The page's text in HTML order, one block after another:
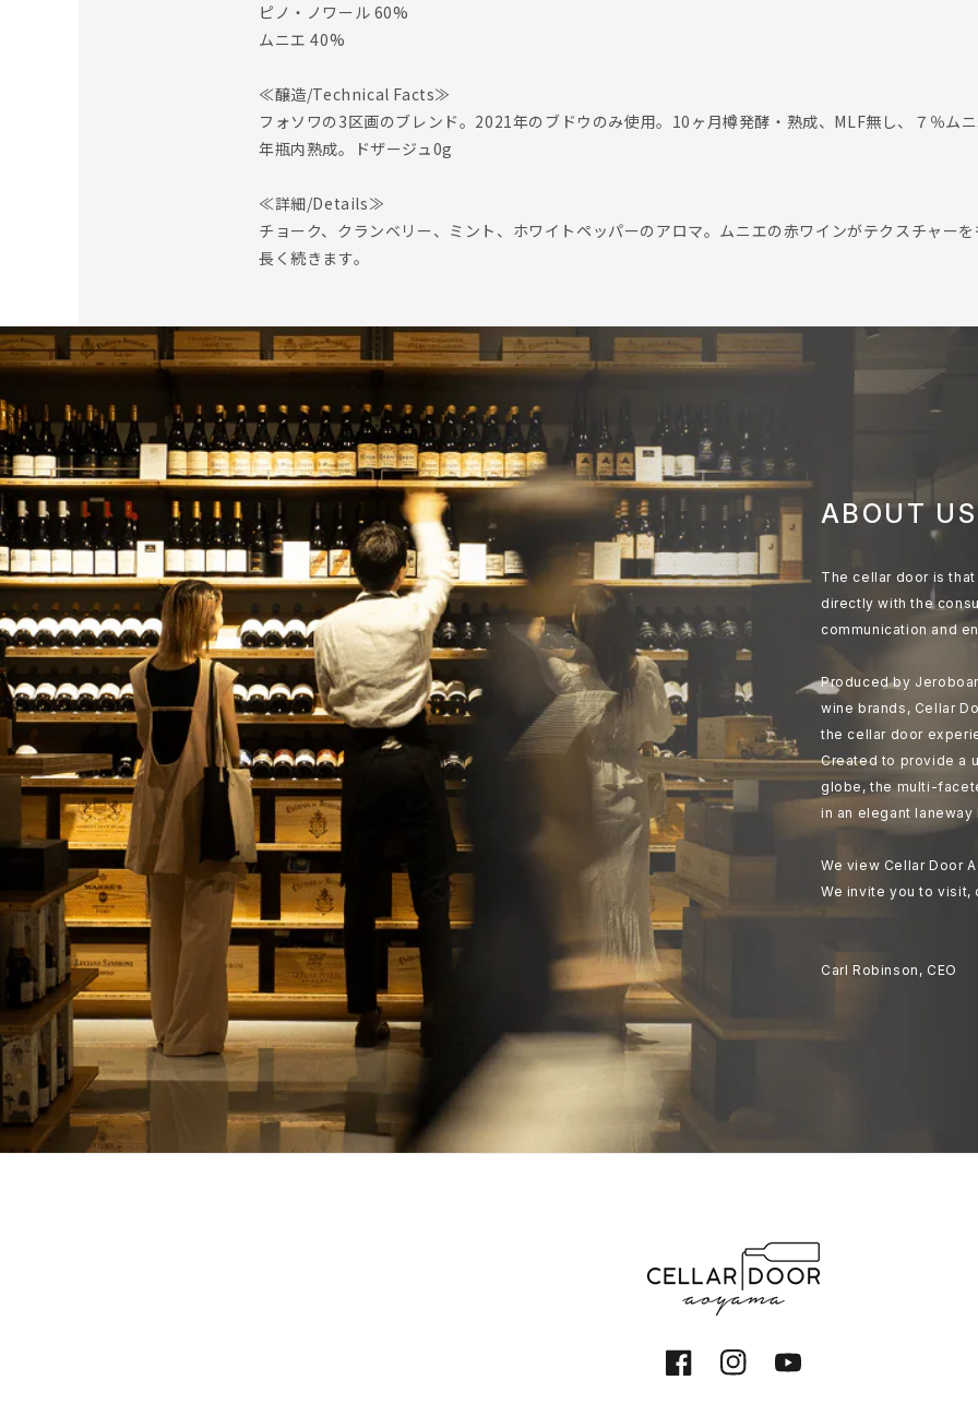
ピノ・ノワール 60%
ムニエ 40%
≪醸造/Technical Facts≫
フォソワの3区画のブレンド。2021年のブドウのみ使用。10ヶ月樽発酵・熟成、MLF無し、７％ム
年瓶内熟成。ドザージュ0g
≪詳細/Details≫
チョーク、クランベリー、ミント、ホワイトペッパーのアロマ。ムニエの赤ワインがテクスチャー
長く続きます。
ABOUT US
The cellar door is
directly with the
communication and
Produced by
wine brands, Cellar
the cellar door
Created to provide a
globe, the multi-
in an elegant laneway
We view Cellar Door
We invite you to visit,
Carl Robinson, CEO
FacebookInstagramYouTube